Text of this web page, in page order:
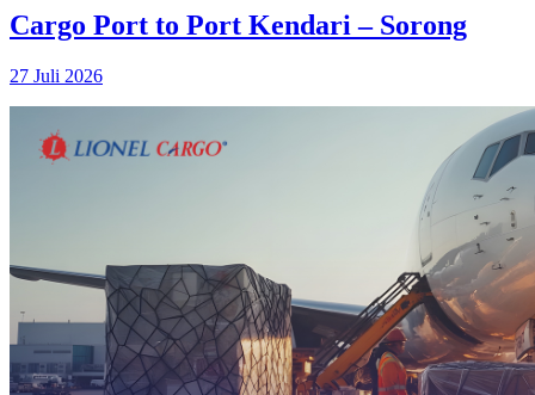
Cargo Port to Port Kendari – Sorong
27 Juli 2026